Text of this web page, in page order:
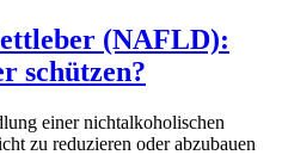
(NAFLD):
schützen?
einer nichtalkoholischen
zu reduzieren oder abzubauen